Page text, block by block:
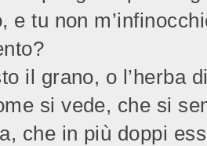
e tu non
il grano, o l’herba
si vede, che si
che in più doppi